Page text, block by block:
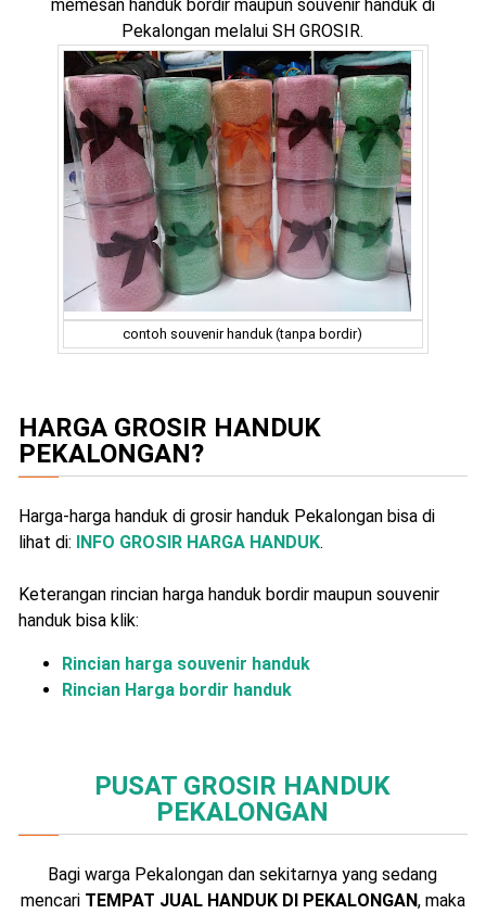
memesan handuk bordir maupun souvenir handuk di
Pekalongan melalui SH GROSIR.
contoh souvenir handuk (tanpa bordir)
HARGA GROSIR HANDUK
PEKALONGAN?
Harga-harga handuk di grosir handuk Pekalongan bisa di
lihat di: INFO GROSIR HARGA HANDUK.
Keterangan rincian harga handuk bordir maupun souvenir
handuk bisa klik:
Rincian harga souvenir handuk
Rincian Harga bordir handuk
PUSAT GROSIR HANDUK
PEKALONGAN
Bagi warga Pekalongan dan sekitarnya yang sedang
mencari TEMPAT JUAL HANDUK DI PEKALONGAN, maka